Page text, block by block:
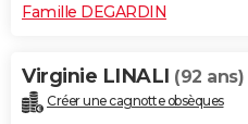
Famille DEGARDIN
Virginie LINALI (92 ans)
Créer une cagnotte obsèques